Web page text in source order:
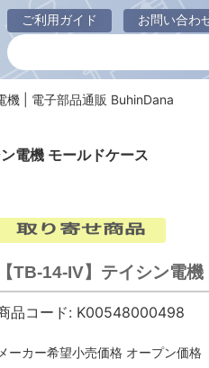
ご利用ガイド お問い合わ
電機 モールドケース
機 | 電子部品通販 BuhinDana
【TB-14-IV】テイシン電
品コード: K00548000498
メーカー希望小売価格 オープン価格